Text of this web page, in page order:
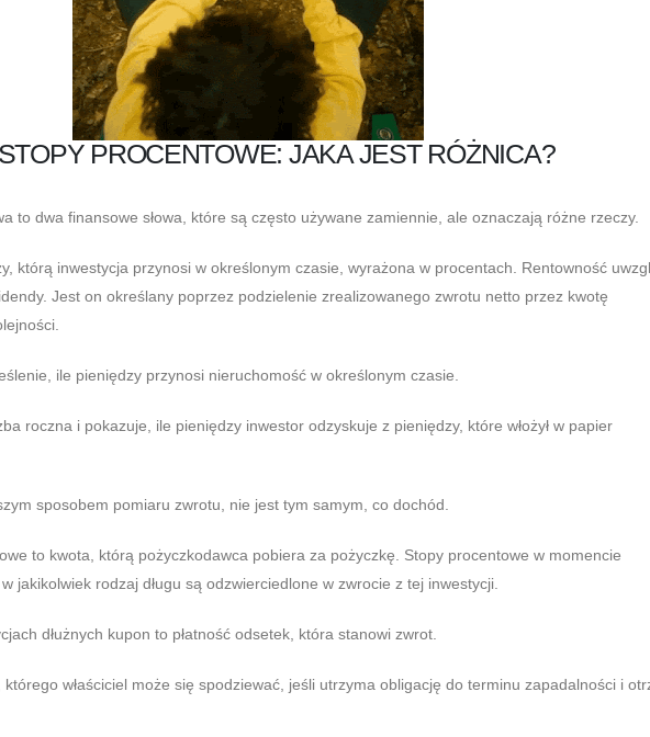
PROCENTOWE: JAKA JEST RÓŻNICA?
to dwa finansowe słowa, które są często używane zamiennie, ale oznaczają różne rzeczy.
którą inwestycja przynosi w określonym czasie, wyrażona w procentach. Rentowność
Jest on określany poprzez podzielenie zrealizowanego zwrotu netto przez kwotę
ile pieniędzy przynosi nieruchomość w określonym czasie.
roczna i pokazuje, ile pieniędzy inwestor odzyskuje z pieniędzy, które włożył w papier
sposobem pomiaru zwrotu, nie jest tym samym, co dochód.
to kwota, którą pożyczkodawca pobiera za pożyczkę. Stopy procentowe w momencie
jakikolwiek rodzaj długu są odzwierciedlone w zwrocie z tej inwestycji.
dłużnych kupon to płatność odsetek, która stanowi zwrot.
właściciel może się spodziewać, jeśli utrzyma obligację do terminu zapadalności i